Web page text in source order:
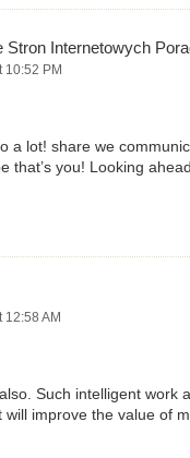
Stron Internetowych
10:52 PM
a lot! share we
that’s you! Looking
AM
Such intelligent work
improve the value of